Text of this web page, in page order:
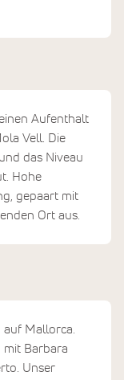
Aufenthalt
Vell. Die
das Niveau
Hohe
gepaart mit
Ort aus.
Mallorca.
mit Barbara
Unser